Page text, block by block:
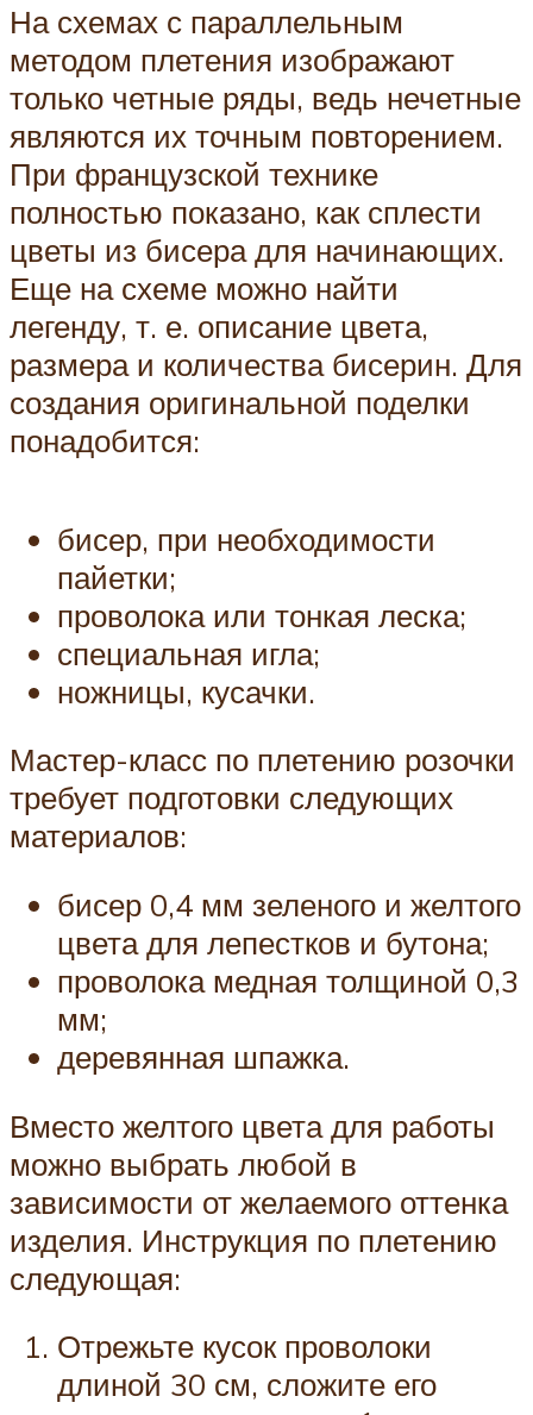
На схемах с параллельным
методом плетения изображают
только четные ряды, ведь нечетные
являются их точным повторением.
При французской технике
полностью показано, как сплести
цветы из бисера для начинающих.
Еще на схеме можно найти
легенду, т. е. описание цвета,
размера и количества бисерин. Для
создания оригинальной поделки
понадобится:
бисер, при необходимости
пайетки;
проволока или тонкая леска;
специальная игла;
ножницы, кусачки.
Мастер-класс по плетению розочки
требует подготовки следующих
материалов:
бисер 0,4 мм зеленого и желтого
цвета для лепестков и бутона;
проволока медная толщиной 0,3
мм;
деревянная шпажка.
Вместо желтого цвета для работы
можно выбрать любой в
зависимости от желаемого оттенка
изделия. Инструкция по плетению
следующая:
Отрежьте кусок проволоки
длиной 30 см, сложите его